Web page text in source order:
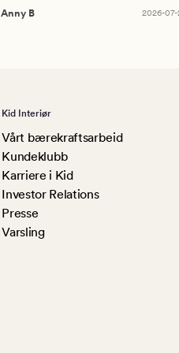
Anny B
2026-07-
Kid Interiør
Vårt bærekraftsarbeid
Kundeklubb
Karriere i Kid
Investor Relations
Presse
Varsling